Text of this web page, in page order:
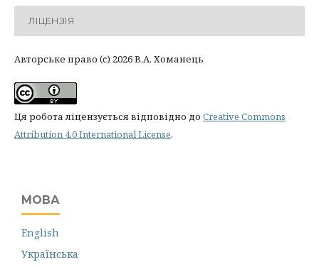
ЛІЦЕНЗІЯ
Авторське право (c) 2026 В.А. Хоманець
Ця робота ліцензується відповідно до Creative Commons
Attribution 4.0 International License.
МОВА
English
Українська